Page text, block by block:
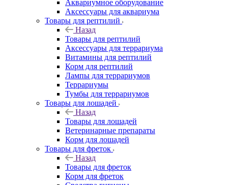
Аквариумное оборудование
Аксессуары для аквариума
Товары для рептилий
Назад
Товары для рептилий
Аксессуары для террариума
Витамины для рептилий
Корм для рептилий
Лампы для террариумов
Террариумы
Тумбы для террариумов
Товары для лошадей
Назад
Товары для лошадей
Ветеринарные препараты
Корм для лошадей
Товары для фреток
Назад
Товары для фреток
Корм для фреток